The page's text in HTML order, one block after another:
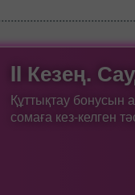
II Кезең.
Құттықтау бонусын
сомаға кез-келген